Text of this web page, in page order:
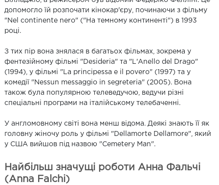
допомогло їй розпочати кінокар'єру, починаючи з фільму
"Nel continente nero" ("На темному континенті") в 1993
році.
З тих пір вона знялася в багатьох фільмах, зокрема у
фентезійному фільмі "Desideria" та "L'Anello del Drago"
(1994), у фільмі "La principessa e il povero" (1997) та у
комедії "Nessun messaggio in segreteria" (2005). Вона
також була популярною телеведучою, ведучи різні
спеціальні програми на італійському телебаченні.
У англомовному світі вона менш відома. Деякі знають її як
головну жіночу роль у фільмі "Dellamorte Dellamore", який
у США вийшов під назвою "Cemetery Man".
Найбільш значущі роботи Анна Фальчі
(Anna Falchi)